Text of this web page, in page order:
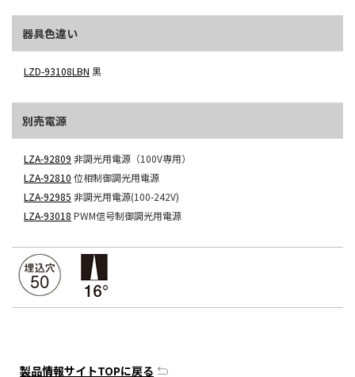
器具色違い
LZD-93108LBN 黒
別売電源
LZA-92809 非調光用電源（100V専用）
LZA-92810 位相制御調光用電源
LZA-92985 非調光用電源(100-242V)
LZA-93018 PWM信号制御調光用電源
製品情報サイトTOPに戻る